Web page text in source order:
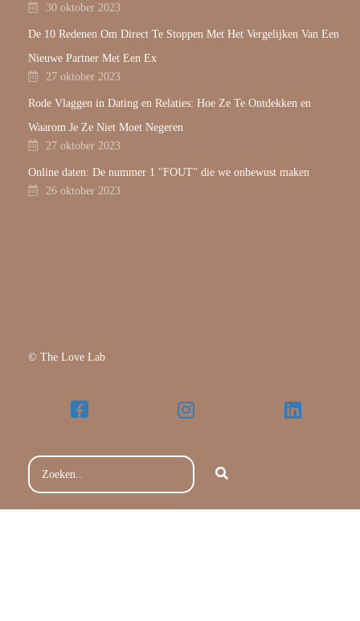
30 oktober 2023
De 10 Redenen Om Direct Te Stoppen Met Het Vergelijken Van Een
Nieuwe Partner Met Een Ex
27 oktober 2023
Rode Vlaggen in Dating en Relaties: Hoe Ze Te Ontdekken en
Waarom Je Ze Niet Moet Negeren
27 oktober 2023
Online daten: De nummer 1 "FOUT" die we onbewust maken
26 oktober 2023
© The Love Lab